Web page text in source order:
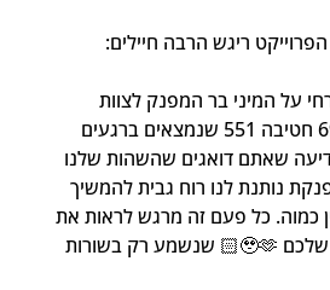
ריגש הרבה חיילים:
על המיני בר המפנק לצוות
הרחפנים של גדוד 699 חטיבה 551 שנמצאים ברגעים
שאתם דואגים שהשהות שלנו
נותנת לנו רוח גבית להמשיך
כמוה. כל פעם זה מרגש לראות את
ההתנדבות והמסירות שלכם 🥹🫶🏻 שנשמע רק בשורות